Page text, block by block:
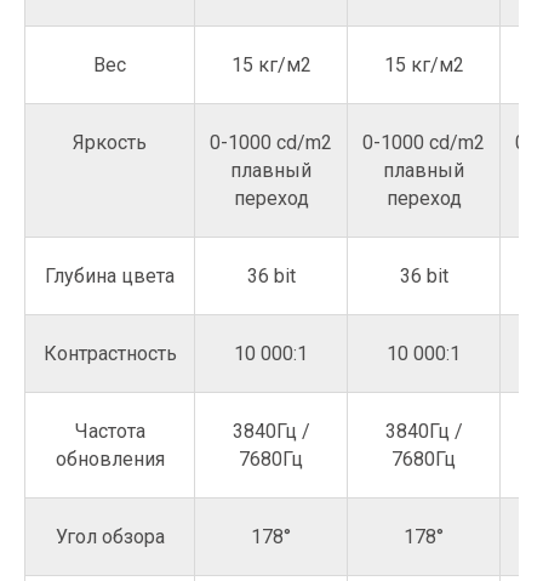
Вес 15 кг/м2 15 кг/м2
Яркость
0-1000 cd/m2
плавный
переход
0-1000 cd/m2
плавный
переход
0-
Глубина цвета 36 bit 36 bit
Контрастность 10 000:1 10 000:1
Частота
обновления
3840Гц /
7680Гц
3840Гц /
7680Гц
Угол обзора 178° 178°